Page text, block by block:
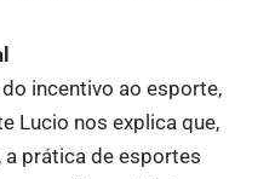
incentivo ao esporte,
Lucio nos explica que,
prática de esportes